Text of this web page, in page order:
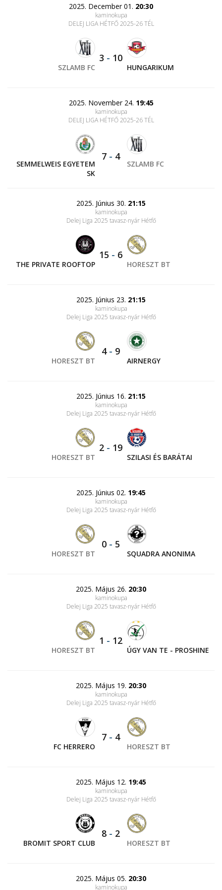
2025. December 01. 20:30
kaminokupa
DELEJ LIGA HÉTFŐ 2025-26 TÉL
SZLAMB FC
3 - 10
HUNGARIKUM
2025. November 24. 19:45
kaminokupa
DELEJ LIGA HÉTFŐ 2025-26 TÉL
SEMMELWEIS EGYETEM
SK
7 - 4
SZLAMB FC
2025. Június 30. 21:15
kaminokupa
Delej Liga 2025 tavasz-nyár Hétfő
THE PRIVATE ROOFTOP
15 - 6
HORESZT BT
2025. Június 23. 21:15
kaminokupa
Delej Liga 2025 tavasz-nyár Hétfő
HORESZT BT
4- 9
AIRNERGY
2025. Június 16. 21:15
kaminokupa
Delej Liga 2025 tavasz-nyár Hétfő
HORESZT BT
2 - 19
SZILASI ÉS BARÁTAI
2025. Június 02. 19:45
kaminokupa
Delej Liga 2025 tavasz-nyár Hétfő
HORESZT BT
0 - 5
SQUADRA ANONIMA
2025. Május 26. 20:30
kaminokupa
Delej Liga 2025 tavasz-nyár Hétfő
HORESZT BT
1 - 12
ÚGY VAN TE - PROSHINE
2025. Május 19. 20:30
kaminokupa
Delej Liga 2025 tavasz-nyár Hétfő
FC HERRERO
7 - 4
HORESZT BT
2025. Május 12. 19:45
kaminokupa
Delej Liga 2025 tavasz-nyár Hétfő
BROMIT SPORT CLUB
8 - 2
HORESZT BT
2025. Május 05. 20:30
kaminokupa